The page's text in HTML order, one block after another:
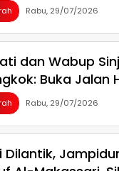
Rabu, 29/07/2026
dan Wabup
Buka Jalan
Rabu, 29/07/2026
Dilantik,